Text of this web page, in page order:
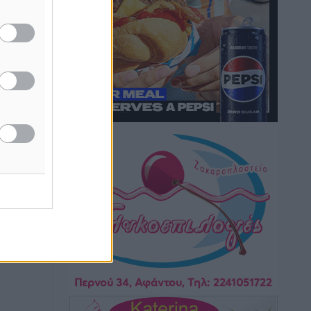
μονόδρομο στο Μαστιχάρι –
Αναποδογύρισε όχημα με μητέρα και
5χρονο παιδί
Τοπικές Ειδήσεις• πριν 2 ώρες
“Η Ευρώπη αντιμετώπιζε το
προσφυγικό σαν ταινία τρόμου” – Η
συγκλονιστική μαρτυρία της Χαρούλας
Γιασιράνη στον RV για τα γεγονότα που
οδήγησαν στο Σύμφωνο της Λέρου
Τοπικές Ειδήσεις• πριν 2 ώρες
Συναυλία με τον Γιάννη Κότσιρα στις
21 Αυγούστου
Πολιτιστικά
Έκτακτη συνεδρίαση της Δημοτικής
Επιτροπής Ρόδου αύριο Παρασκευή 7